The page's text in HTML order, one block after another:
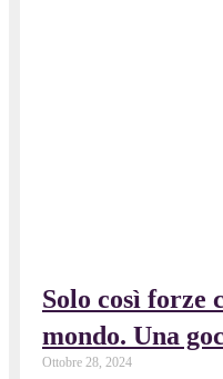
Solo così forze
mondo. Una
Ottobre 28, 2024